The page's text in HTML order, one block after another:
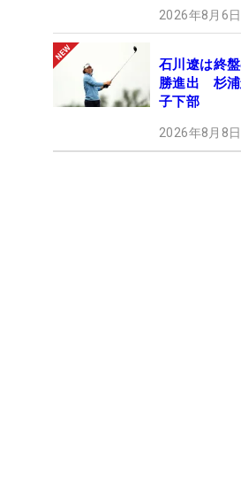
2026年8月6
石川遼は終
勝進出 杉浦
子下部
2026年8月8